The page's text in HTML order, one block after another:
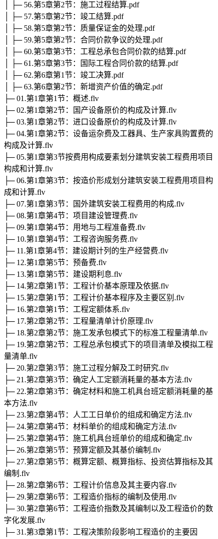
│ ├─ 56.第5章第2节：施工过程结算.pdf
│ ├─ 57.第5章第2节：竣工结算.pdf
│ ├─ 58.第5章第2节：质量保证金的处理.pdf
│ ├─ 59.第5章第2节：合同价款争议的处理.pdf
│ ├─ 60.第5章第3节：工程总承包合同价款的结算.pdf
│ ├─ 61.第5章第3节：国际工程合同价款的结算.pdf
│ ├─ 62.第6章第1节：竣工决算.pdf
│ ├─ 63.第6章第2节：新增资产价值的确定.pdf
├─ 01.第1章第1节：概述.flv
├─ 02.第1章第2节：国产设备原价的构成及计算.flv
├─ 03.第1章第2节：进口设备原价的构成及计算.flv
├─ 04.第1章第2节：设备运杂费及工器具、生产家具购置费的
构成及计算.flv
├─ 05.第1章第3节按费用构成要素划分建筑安装工程费用项目
构成和计算.flv
├─ 06.第1章第3节：按造价形成划分建筑安装工程费用项目构
成和计算.flv
├─ 07.第1章第3节：国外建筑安装工程费用的构成.flv
├─ 08.第1章第4节：项目建设管理费.flv
├─ 09.第1章第4节：用地与工程准备费.flv
├─ 10.第1章第4节：工程咨询服务费.flv
├─ 11.第1章第4节：建设期计列的生产经营费.flv
├─ 12.第1章第5节：预备费.flv
├─ 13.第1章第5节：建设期利息.flv
├─ 14.第2章第1节：工程计价基本原理及依据.flv
├─ 15.第2章第1节：工程计价基本程序及主要区别.flv
├─ 16.第2章第1节：工程定额体系.flv
├─ 17.第2章第2节：工程量清单计价原理.flv
├─ 18.第2章第2节：施工发承包模式下的标准工程量清单.flv
├─ 19.第2章第2节：工程总承包模式下的项目清单及模拟工程
量清单.flv
├─ 20.第2章第3节：施工过程分解及工时研究.flv
├─ 21.第2章第3节：确定人工定额消耗量的基本方法.flv
├─ 22.第2章第3节：确定材料和施工机具台班定额消耗量的基
本方法.flv
├─ 23.第2章第4节：人工工日单价的组成和确定方法.flv
├─ 24.第2章第4节：材料单价的组成和确定方法.flv
├─ 25.第2章第4节：施工机具台班单价的组成和确定.flv
├─ 26.第2章第5节：预算定额及其基价编制.flv
├─ 27.第2章第5节：概算定额、概算指标、投资估算指标及其
编制.flv
├─ 28.第2章第6节：工程计价信息及其主要内容.flv
├─ 29.第2章第6节：工程造价指标的编制及使用.flv
├─ 30.第2章第6节：工程造价指数及其编制以及工程造价的数
字化发展.flv
├─ 31.第3章第1节：工程决策阶段影响工程造价的主要因